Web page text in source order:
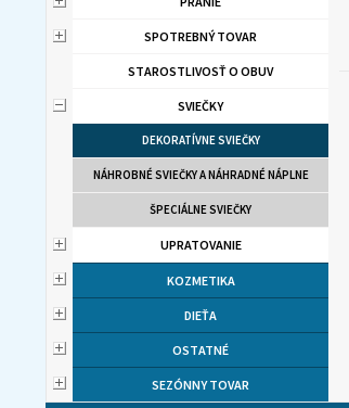
SPOTREBNÝ TOVAR
STAROSTLIVOSŤ O OBUV
SVIEČKY
DEKORATÍVNE SVIEČKY
NÁHROBNÉ SVIEČKY A NÁHRADNÉ NÁPLNE
ŠPECIÁLNE SVIEČKY
UPRATOVANIE
KOZMETIKA
DIEŤA
OSTATNÉ
SEZÓNNY TOVAR